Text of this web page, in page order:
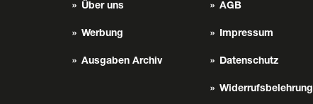
Über uns
Werbung
Ausgaben Archiv
AGB
Impressum
Datenschutz
Widerrufsbelehrung